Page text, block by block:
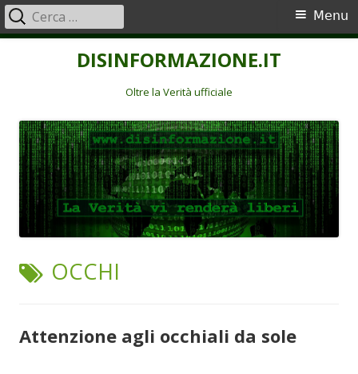
DISINFORMAZIONE.IT
Oltre la Verità ufficiale
Menu
principale
Menu
Ricerca
per:
TAG:
OCCHI
Attenzione agli occhiali da sole